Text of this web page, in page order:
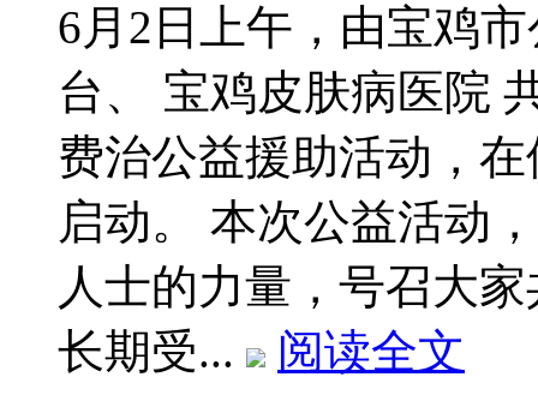
6月2日上午，由宝鸡
台、 宝鸡皮肤病医院
费治公益援助活动，
启动。 本次公益活动
人士的力量，号召大
长期受...
阅读全文